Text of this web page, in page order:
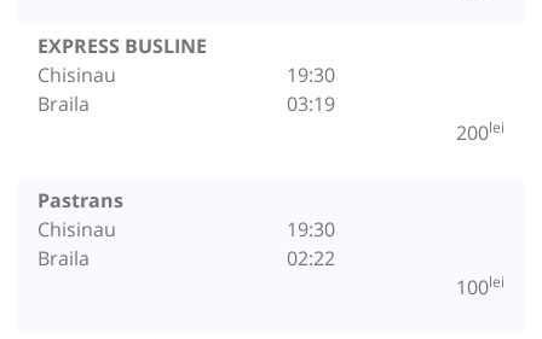
EXPRESS BUSLINE
Chisinau
Braila
19:30
03:19
200lei
Pastrans
Chisinau
Braila
19:30
02:22
100lei